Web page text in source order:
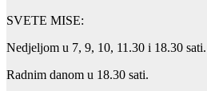
SVETE MISE:
Nedjeljom u 7, 9, 10, 11.30 i 18.30 sati.
Radnim danom u 18.30 sati.